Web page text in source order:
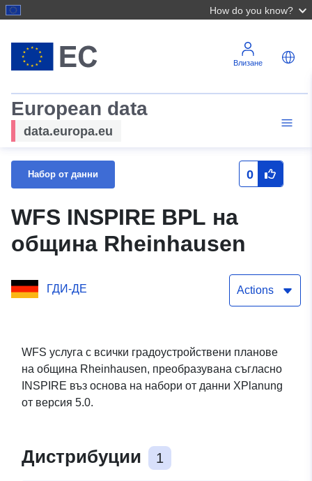
How do you know?
Влизане
European data
data.europa.eu
Набор от данни 0
WFS INSPIRE BPL на
община Rheinhausen
ГДИ-ДЕ Actions
WFS услуга с всички градоустройствени планове
на община Rheinhausen, преобразувана съгласно
INSPIRE въз основа на набори от данни XPlanung
от версия 5.0.
Дистрибуции 1